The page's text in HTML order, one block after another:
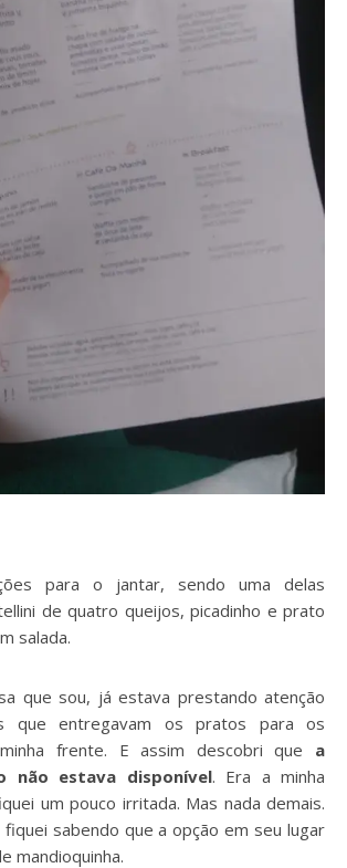
para o jantar, sendo uma delas
de quatro queijos, picadinho e prato
salada.
que sou, já estava prestando atenção
que entregavam os pratos para os
frente. E assim descobri que a
não estava disponível. Era a minha
um pouco irritada. Mas nada demais.
sabendo que a opção em seu lugar
mandioquinha.